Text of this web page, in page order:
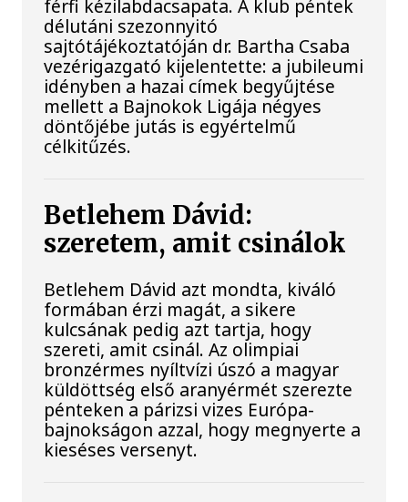
férfi kézilabdacsapata. A klub péntek
délutáni szezonnyitó
sajtótájékoztatóján dr. Bartha Csaba
vezérigazgató kijelentette: a jubileumi
idényben a hazai címek begyűjtése
mellett a Bajnokok Ligája négyes
döntőjébe jutás is egyértelmű
célkitűzés.
Betlehem Dávid:
szeretem, amit csinálok
Betlehem Dávid azt mondta, kiváló
formában érzi magát, a sikere
kulcsának pedig azt tartja, hogy
szereti, amit csinál. Az olimpiai
bronzérmes nyíltvízi úszó a magyar
küldöttség első aranyérmét szerezte
pénteken a párizsi vizes Európa-
bajnokságon azzal, hogy megnyerte a
kieséses versenyt.